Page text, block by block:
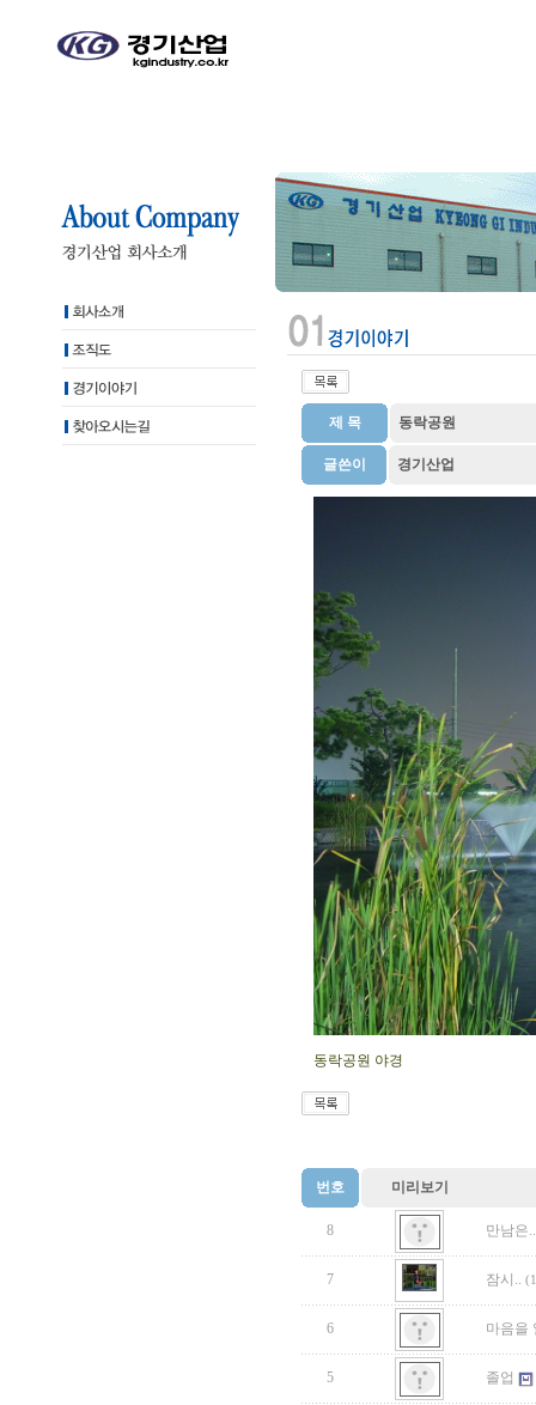
제 목 동락공원
글쓴이 경기산업
동락공원 야경
번호 미리보기
8 만남은..
7 잠시..
6 마음을
5 졸업